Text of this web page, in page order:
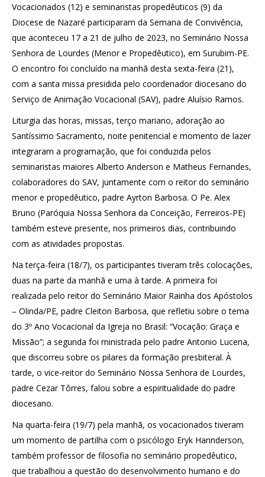
Vocacionados (12) e seminaristas propedêuticos (9) da
Diocese de Nazaré participaram da Semana de Convivência,
que aconteceu 17 a 21 de julho de 2023, no Seminário Nossa
Senhora de Lourdes (Menor e Propedêutico), em Surubim-PE.
O encontro foi concluído na manhã desta sexta-feira (21),
com a santa missa presidida pelo coordenador diocesano do
Serviço de Animação Vocacional (SAV), padre Aluísio Ramos.
Liturgia das horas, missas, terço mariano, adoração ao
Santíssimo Sacramento, noite penitencial e momento de lazer
integraram a programação, que foi conduzida pelos
seminaristas maiores Alberto Anderson e Matheus Fernandes,
colaboradores do SAV, juntamente com o reitor do seminário
menor e propedêutico, padre Ayrton Barbosa. O Pe. Alex
Bruno (Paróquia Nossa Senhora da Conceição, Ferreiros-PE)
também esteve presente, nos primeiros dias, contribuindo
com as atividades propostas.
Na terça-feira (18/7), os participantes tiveram três colocações,
duas na parte da manhã e uma à tarde. A primeira foi
realizada pelo reitor do Seminário Maior Rainha dos Apóstolos
– Olinda/PE, padre Cleiton Barbosa, que refletiu sobre o tema
do 3º Ano Vocacional da Igreja no Brasil: “Vocação: Graça e
Missão”; a segunda foi ministrada pelo padre Antonio Lucena,
que discorreu sobre os pilares da formação presbiteral. À
tarde, o vice-reitor do Seminário Nossa Senhora de Lourdes,
padre Cezar Tôrres, falou sobre a espiritualidade do padre
diocesano.
Na quarta-feira (19/7) pela manhã, os vocacionados tiveram
um momento de partilha com o psicólogo Eryk Hannderson,
também professor de filosofia no seminário propedêutico,
que trabalhou a questão do desenvolvimento humano e do